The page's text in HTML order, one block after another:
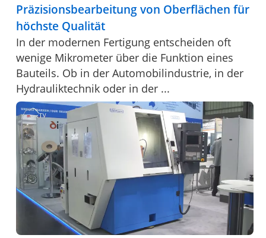
Präzisionsbearbeitung von Oberflächen für
höchste Qualität
In der modernen Fertigung entscheiden oft
wenige Mikrometer über die Funktion eines
Bauteils. Ob in der Automobilindustrie, in der
Hydrauliktechnik oder in der ...